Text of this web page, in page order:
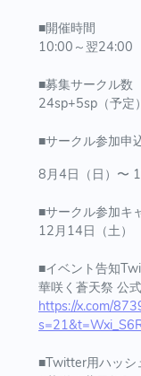
■開催時間
10:00～翌24:00
■募集サークル数
24sp+5sp（予定）
■サークル参加申
8月4日（日）〜
■サークル参加キ
12月14日（土）
■イベント告知
華咲く蒼天祭 公
https://x.com/
■Twitter用ハッシ